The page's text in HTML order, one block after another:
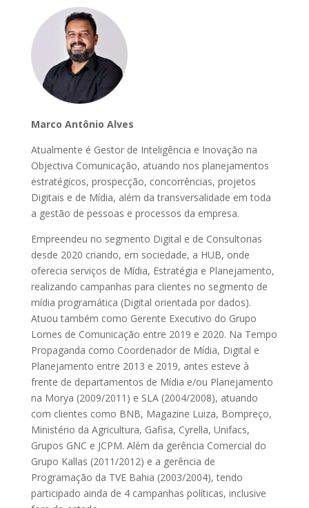
Marco Antônio Alves
Atualmente é Gestor de Inteligência e Inovação na
Objectiva Comunicação, atuando nos planejamentos
estratégicos, prospecção, concorrências, projetos
Digitais e de Mídia, além da transversalidade em toda
a gestão de pessoas e processos da empresa.
Empreendeu no segmento Digital e de Consultorias
desde 2020 criando, em sociedade, a HUB, onde
oferecia serviços de Mídia, Estratégia e Planejamento,
realizando campanhas para clientes no segmento de
mídia programática (Digital orientada por dados).
Atuou também como Gerente Executivo do Grupo
Lomes de Comunicação entre 2019 e 2020. Na Tempo
Propaganda como Coordenador de Mídia, Digital e
Planejamento entre 2013 e 2019, antes esteve à
frente de departamentos de Mídia e/ou Planejamento
na Morya (2009/2011) e SLA (2004/2008), atuando
com clientes como BNB, Magazine Luiza, Bompreço,
Ministério da Agricultura, Gafisa, Cyrella, Unifacs,
Grupos GNC e JCPM. Além da gerência Comercial do
Grupo Kallas (2011/2012) e a gerência de
Programação da TVE Bahia (2003/2004), tendo
participado ainda de 4 campanhas políticas, inclusive